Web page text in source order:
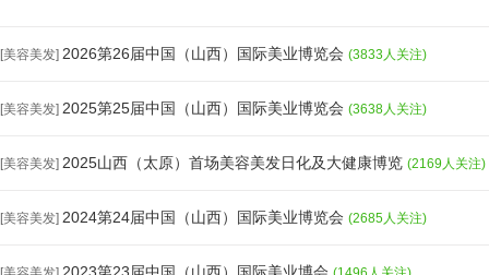
[美容美发] 2026第26届中国（山西）国际美业博览会 (3833人关注)
[美容美发] 2025第25届中国（山西）国际美业博览会 (3638人关注)
[美容美发] 2025山西（太原）首场美容美发日化及大健康博览 (2169人关注)
[美容美发] 2024第24届中国（山西）国际美业博览会 (2685人关注)